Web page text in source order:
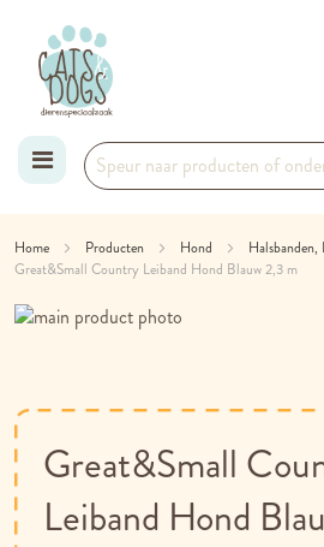
naar
de
Home Producten Hond
Halsbanden,
Great&Small Country Leiband Hond Blauw 2,3 m
Ga
van
de
afbeeldingen-
gallerij
begin
van
de
afbeeldingen-
gallerij
Great&Small
Leiband Hond